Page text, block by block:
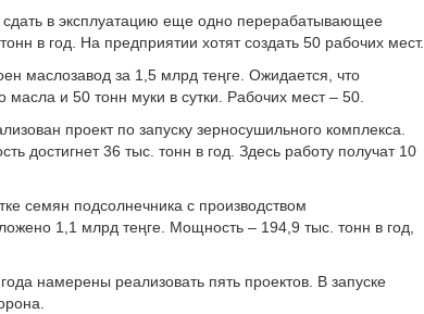
в эксплуатацию еще одно перерабатывающее
в год. На предприятии хотят создать 50 рабочих мест.
маслозавод за 1,5 млрд теңге. Ожидается, что
масла и 50 тонн муки в сутки. Рабочих мест – 50.
проект по запуску зерносушильного комплекса.
достигнет 36 тыс. тонн в год. Здесь работу получат 10
семян подсолнечника с производством
1,1 млрд теңге. Мощность – 194,9 тыс. тонн в год,
намерены реализовать пять проектов. В запуске